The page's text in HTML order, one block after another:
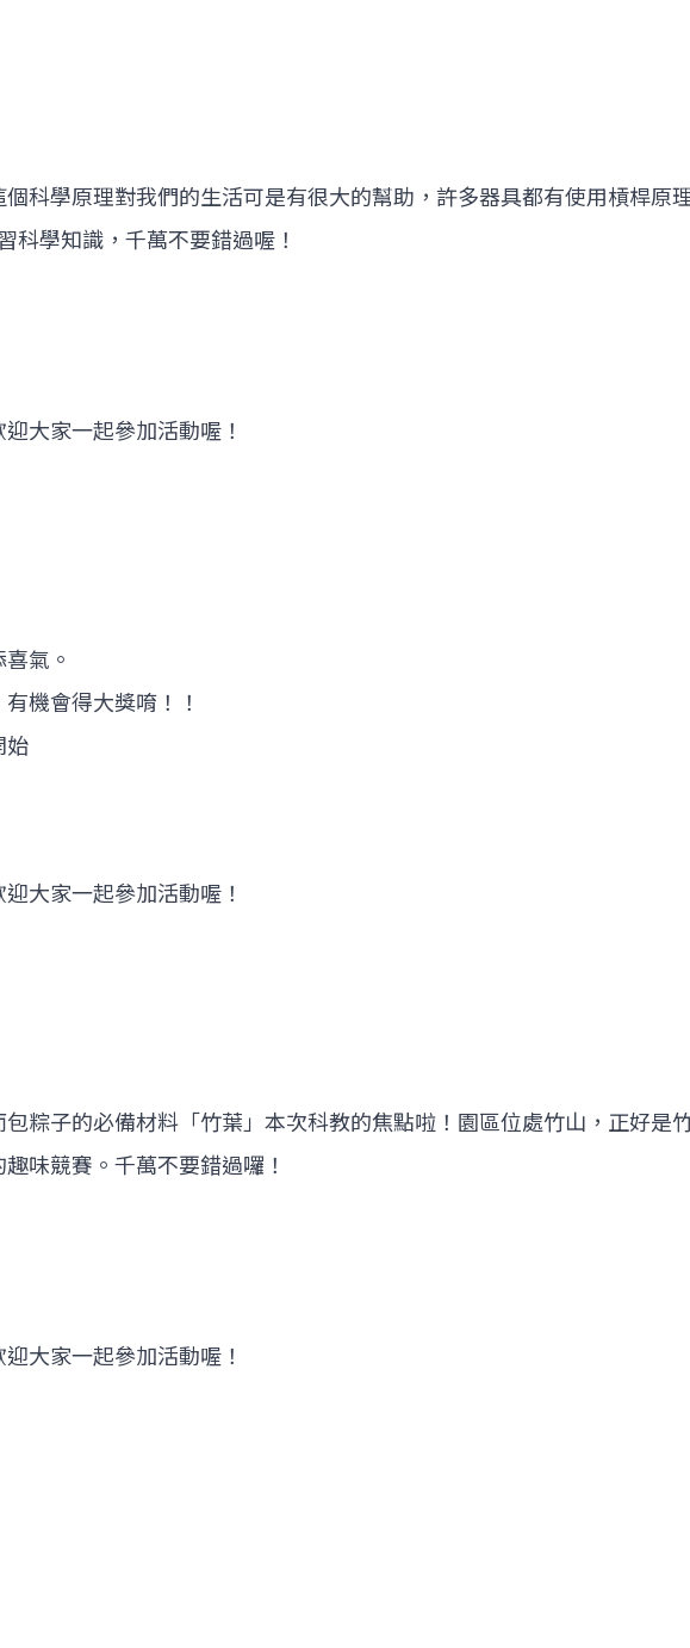
科學原理對我們的生活可是有很大的幫助，許多器具都有使用槓桿原
科學知識，千萬不要錯過喔！
大家一起參加活動喔！
氣。
機會得大獎唷！！
始
大家一起參加活動喔！
粽子的必備材料「竹葉」本次科教的焦點啦！園區位處竹山，正好是
味競賽。千萬不要錯過囉！
大家一起參加活動喔！